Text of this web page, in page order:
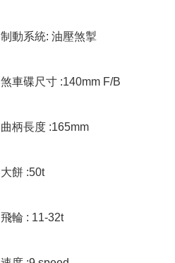
制動系統: 油壓煞掣
煞車碟尺寸 :140mm F/B
曲柄長度 :165mm
大餅 :50t
飛輪 : 11-32t